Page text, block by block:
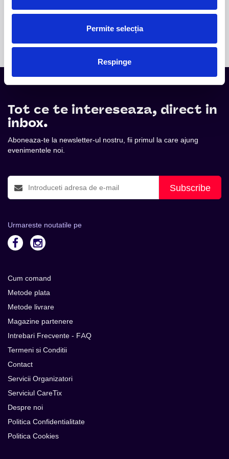
Permite selecția
Respinge
dedicat celor 50 de ani de muzică și succes
Tot ce te intereseaza, direct in
inbox.
Aboneaza-te la newsletter-ul nostru, fii primul la care ajung
evenimentele noi.
Subscribe
Urmareste noutatile pe
Cum comand
Metode plata
Metode livrare
Magazine partenere
Intrebari Frecvente - FAQ
Termeni si Conditii
Contact
Servicii Organizatori
Serviciul CareTix
Despre noi
Politica Confidentialitate
Politica Cookies